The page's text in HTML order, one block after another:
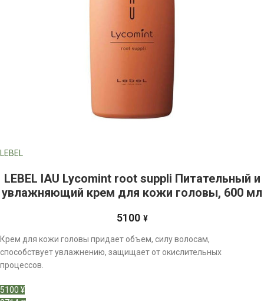
LEBEL
LEBEL IAU Lycomint root suppli Питательный и
увлажняющий крем для кожи головы, 600 мл
5100 ¥
Крем для кожи головы придает объем, силу волосам,
способствует увлажнению, защищает от окислительных
процессов.
5100 ¥